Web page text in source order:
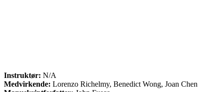
Instruktør: N/A
Medvirkende: Lorenzo Richelmy, Benedict Wong, Joan Chen